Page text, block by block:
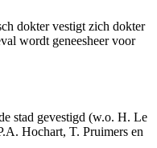
dokter vestigt zich dokter
wordt geneesheer voor
stad gevestigd (w.o. H. Le
Hochart, T. Pruimers en